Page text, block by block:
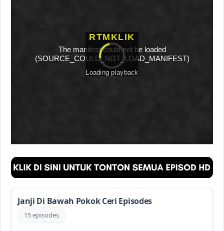
Janji Di Bawah Pokok Ceri Episodes
15 episodes